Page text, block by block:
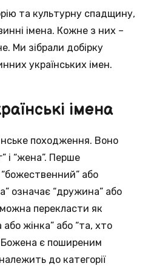
та культурну спадщину,
імена. Кожне з них –
Ми зібрали добірку
українських імен.
імена
походження. Воно
і “жена”. Перше
або
означає “дружина” або
перекласти як
жінка” або “та, хто
Божена є поширеним
до категорії